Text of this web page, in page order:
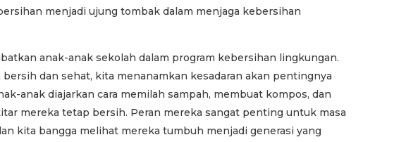
menjadi ujung tombak dalam menjaga kebersihan
anak-anak sekolah dalam program kebersihan lingkungan.
dan sehat, kita menanamkan kesadaran akan pentingnya
anak diajarkan cara memilah sampah, membuat kompos, dan
mereka tetap bersih. Peran mereka sangat penting untuk masa
kita bangga melihat mereka tumbuh menjadi generasi yang